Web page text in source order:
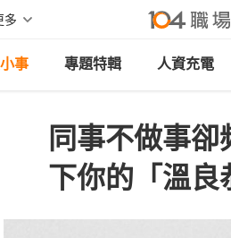
多
事 專題特輯 人資充電
同事不做事
下你的「溫良